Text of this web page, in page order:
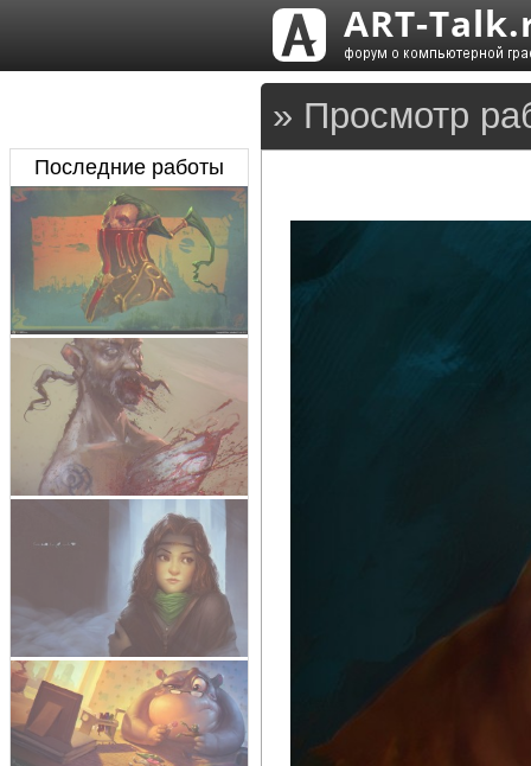
» Просмотр
Последние работы